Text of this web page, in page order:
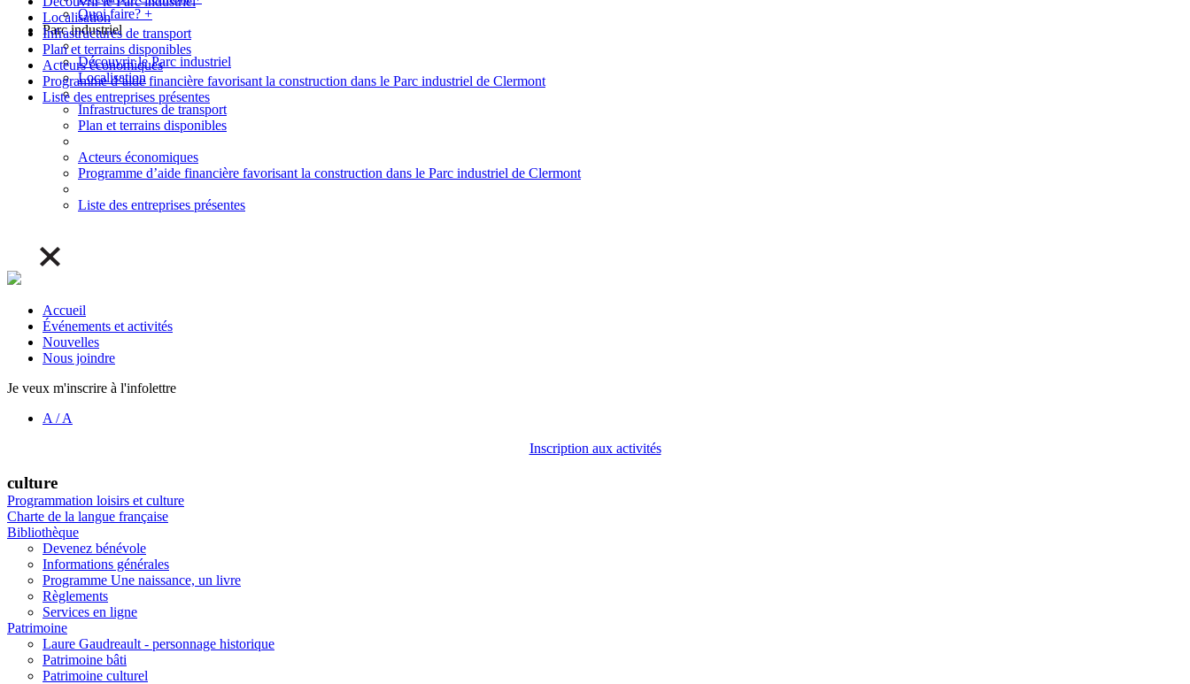
Localisation
Infrastructures de transport
Plan et terrains disponibles
Acteurs économiques
Programme d’aide financière favorisant la construction dans le Parc industriel de Clermont
Liste des entreprises présentes
Quoi faire? +
Parc industriel
Découvrir le Parc industriel
Localisation
Infrastructures de transport
Plan et terrains disponibles
Acteurs économiques
Programme d’aide financière favorisant la construction dans le Parc industriel de Clermont
Liste des entreprises présentes
Accueil
Événements et activités
Nouvelles
Nous joindre
Je veux m'inscrire à l'infolettre
A /A
Inscription aux activités
culture
Programmation loisirs et culture
Charte de la langue française
Bibliothèque
Devenez bénévole
Informations générales
Programme Une naissance, un livre
Règlements
Services en ligne
Patrimoine
Laure Gaudreault - personnage historique
Patrimoine bâti
Patrimoine culturel